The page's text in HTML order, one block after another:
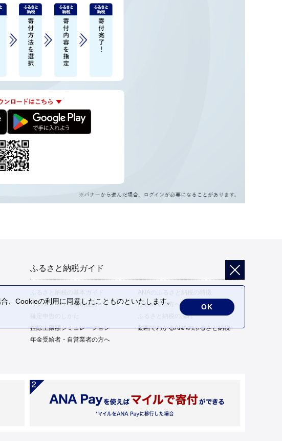
ふるさと納税ガイド
ふるさと納税の基本ガイド
ANAのふるさと納税の特徴
ワンストップ特例制度ガイド
はじめての方へ
ふるさと納税の流れ
控除上限額シミュレーション
動画でわかるANAのふるさと納税
年金受給者・自営業者の方へ
、Cookieの利用に同意したことものといたします。
OK